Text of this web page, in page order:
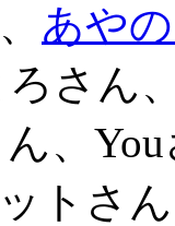
あや
さん
ん、
トさ